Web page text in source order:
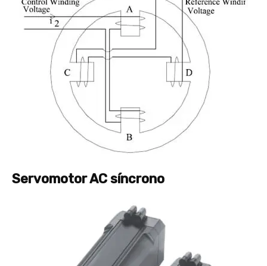
Servomotor AC síncrono